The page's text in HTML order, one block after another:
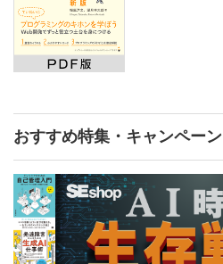
おすすめ特集・キャンペーン